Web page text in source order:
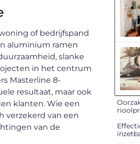
of bedrijfspand
aluminium ramen
slanke
in het centrum
Masterline 8-
resultaat, maar ook
klanten. Wie een
verzekerd van een
van de